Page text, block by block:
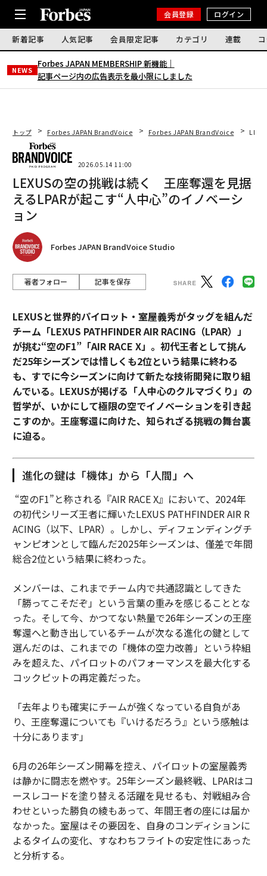
会員登録 ログイン
新着記事 人気記事 会員限定記事 カテゴリ 連載
NEWS
Forbes JAPAN MEMBERSHIP 新機能｜
記事ページ内の広告表示を最小限にしました
トップ Forbes JAPAN BrandVoice Forbes JAPAN BrandVoice
2026.05.14 11:00
LEXUSの空の挑戦は続く 王座奪還を見据
えるLPARが起こす“人中心”のイノベーシ
ョン
Forbes JAPAN BrandVoice Studio
著者フォロー 記事を保存
LEXUSと世界的パイロット・室屋義秀がタッグを組んだ
チーム「LEXUS PATHFINDER AIR RACING（LPAR）」
が挑む“空のF1”「AIR RACE X」。初代王者として挑ん
だ25年シーズンでは惜しくも2位という結果に終わる
も、すでに今シーズンに向けて新たな技術開発に取り組
んでいる。LEXUSが掲げる「人中心のクルマづくり」の
哲学が、いかにして極限の空でイノベーションを引き起
こすのか。王座奪還に向けた、知られざる挑戦の舞台裏
に迫る。
進化の鍵は「機体」から「人間」へ
“空のF1”と称される『AIR RACE X』において、2024年
の初代シリーズ王者に輝いたLEXUS PATHFINDER AIR R
ACING（以下、LPAR）。しかし、ディフェンディングチ
ャンピオンとして臨んだ2025年シーズンは、僅差で年間
総合2位という結果に終わった。
メンバーは、これまでチーム内で共通認識としてきた
「勝ってこそだぞ」という言葉の重みを感じることとな
った。そして今、かつてない熱量で26年シーズンの王座
奪還へと動き出しているチームが次なる進化の鍵として
選んだのは、これまでの「機体の空力改善」という枠組
みを超えた、パイロットのパフォーマンスを最大化する
コックピットの再定義だった。
「去年よりも確実にチームが強くなっている自負があ
り、王座奪還についても『いけるだろう』という感触は
十分にあります」
6月の26年シーズン開幕を控え、パイロットの室屋義秀
は静かに闘志を燃やす。25年シーズン最終戦、LPARはコ
ースレコードを塗り替える活躍を見せるも、対戦組み合
わせといった勝負の綾もあって、年間王者の座には届か
なかった。室屋はその要因を、自身のコンディションに
よるタイムの変化、すなわちフライトの安定性にあった
と分析する。